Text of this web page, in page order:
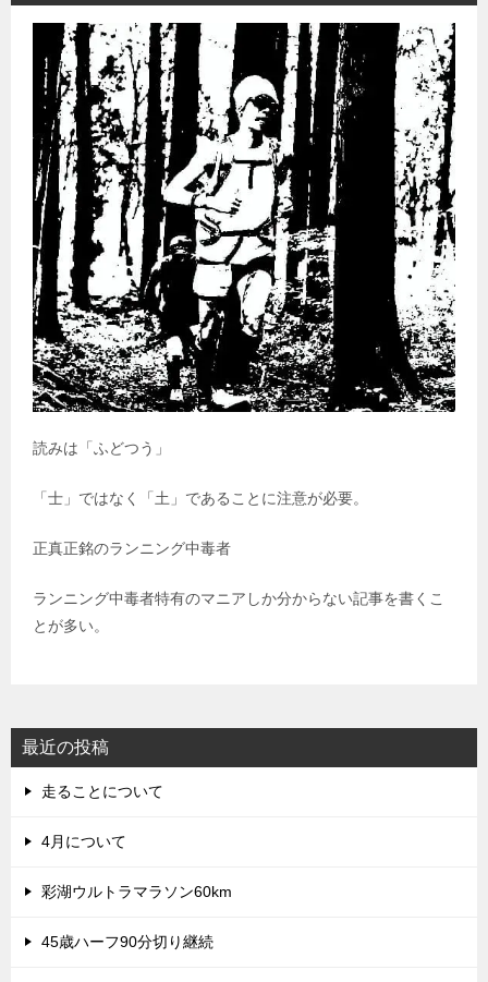
読みは「ふどつう」
「士」ではなく「土」であることに注意が必要。
正真正銘のランニング中毒者
ランニング中毒者特有のマニアしか分からない記事を書くこ
とが多い。
最近の投稿
走ることについて
4月について
彩湖ウルトラマラソン60km
45歳ハーフ90分切り継続